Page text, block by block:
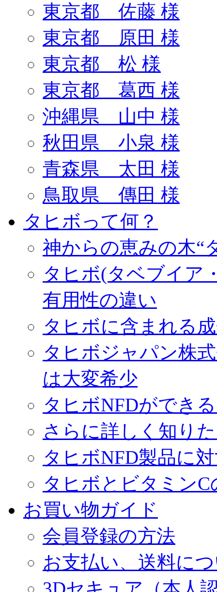
東京都 佐藤 様
東京都 原田 様
東京都 松 様
東京都 葛西 様
沖縄県 山中 様
秋田県 小泉 様
青森県 太田 様
鳥取県 傳田 様
タヒボって何？
神からの恵みの木“
タヒボ(タベブイア
有用性の違い
タヒボに含まれる
タヒボジャパン株
は大変希少
タヒボNFDができ
さらに詳しく知り
タヒボNFD製品に
タヒボとビタミン
お買い物ガイド
会員登録の方法
お支払い、送料に